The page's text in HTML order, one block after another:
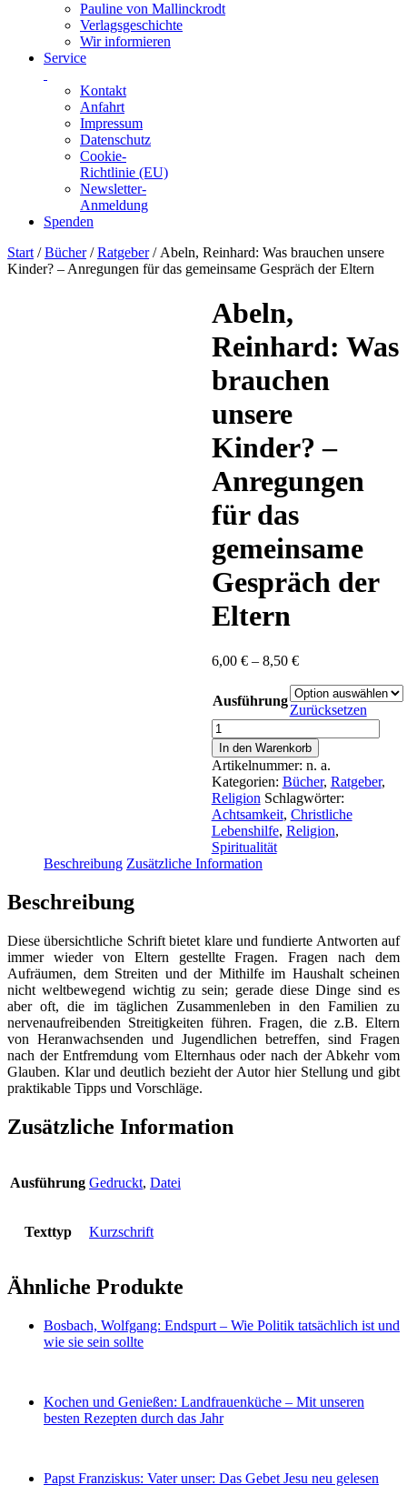
Pauline von Mallinckrodt
Verlagsgeschichte
Wir informieren
Service
Kontakt
Anfahrt
Impressum
Datenschutz
Cookie-
Richtlinie (EU)
Newsletter-
Anmeldung
Spenden
Skip
to
Start /Bücher/Ratgeber/ Abeln, Reinhard: Was brauchen unsere
Kinder? – Anregungen für das gemeinsame Gespräch der Eltern
Abeln,
Reinhard: Was
brauchen
unsere
Kinder? –
Anregungen
für das
gemeinsame
Gespräch der
Eltern
6,00 € – 8,50 €Preisspanne:
bis
8,50 €
Ausführung
Zurücksetzen
Abeln,
Reinhard:
Was
brauchen
unsere
Kinder?
-
Anregungen
für
das
Eltern
Menge
In den Warenkorb
Artikelnummer: n. a.
Kategorien: Bücher, Ratgeber,
Religion Schlagwörter:
Achtsamkeit, Christliche
Lebenshilfe, Religion,
Spiritualität
Beschreibung Zusätzliche Information
Beschreibung
Diese übersichtliche Schrift bietet klare und fundierte Antworten auf
immer wieder von Eltern gestellte Fragen. Fragen nach dem
Aufräumen, dem Streiten und der Mithilfe im Haushalt scheinen
nicht weltbewegend wichtig zu sein; gerade diese Dinge sind es
aber oft, die im täglichen Zusammenleben in den Familien zu
nervenaufreibenden Streitigkeiten führen. Fragen, die z.B. Eltern
von Heranwachsenden und Jugendlichen betreffen, sind Fragen
nach der Entfremdung vom Elternhaus oder nach der Abkehr vom
Glauben. Klar und deutlich bezieht der Autor hier Stellung und gibt
praktikable Tipps und Vorschläge.
Zusätzliche Information
Ausführung Gedruckt, Datei
Texttyp Kurzschrift
Ähnliche Produkte
Bosbach, Wolfgang: Endspurt – Wie Politik tatsächlich ist und
wie sie sein sollte
Kochen und Genießen: Landfrauenküche – Mit unseren
besten Rezepten durch das Jahr
Papst Franziskus: Vater unser: Das Gebet Jesu neu gelesen